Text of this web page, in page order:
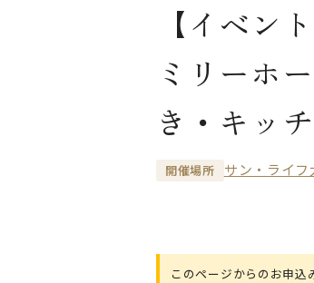
【イベン
ミリーホ
き・キッ
開催場所 サン・ライ
このページからのお申込